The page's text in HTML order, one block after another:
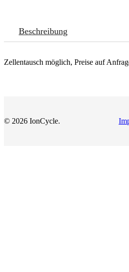
Beschreibung
Zellentausch möglich, Preise auf
© 2026 IonCycle.